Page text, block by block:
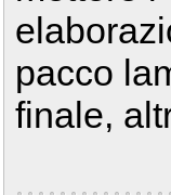
pacco
finale,